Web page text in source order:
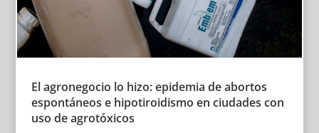
El agronegocio lo hizo: epidemia de abortos
espontáneos e hipotiroidismo en ciudades con
uso de agrotóxicos